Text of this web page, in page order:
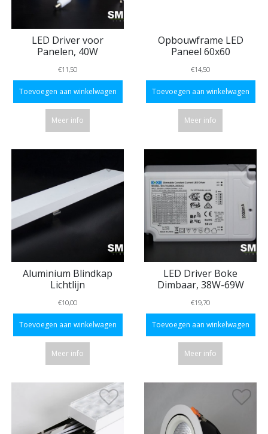
LED Driver voor
Panelen, 40W
€11,50
Toevoegen aan winkelwagen
Meer info
Opbouwframe LED
Paneel 60x60
€14,50
Toevoegen aan winkelwagen
Meer info
Aluminium Blindkap
Lichtlijn
€10,00
Toevoegen aan winkelwagen
Meer info
LED Driver Boke
Dimbaar, 38W-69W
€19,70
Toevoegen aan winkelwagen
Meer info